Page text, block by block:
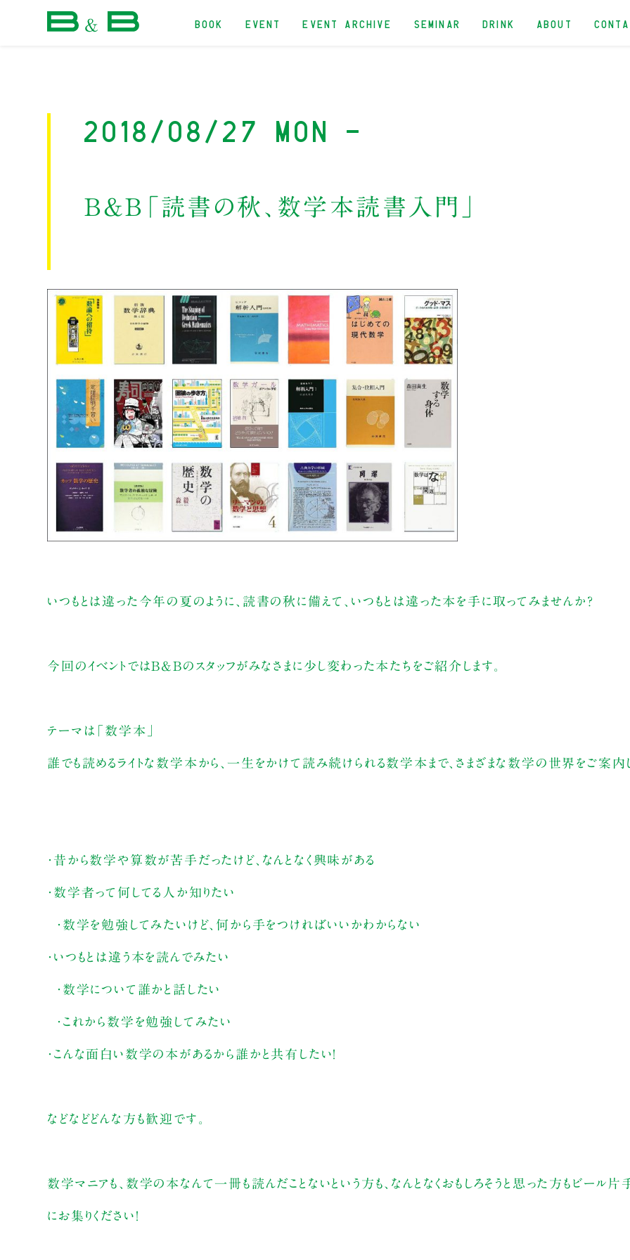
BOOK EVENT EVENT ARCHIVE SEMINAR DRINK ABOUT
2018/08/27 Mon -
B&B「読書の秋、数学本読書入門」
いつもとは違った今年の夏のように、読書の秋に備えて、いつもとは違った本を手に取ってみませんか？
今回のイベントではB&Bのスタッフがみなさまに少し変わった本たちをご紹介します。
テーマは「数学本」
誰でも読めるライトな数学本から、一生をかけて読み続けられる数学本まで、さまざまな数学の世界をご案内し
・昔から数学や算数が苦手だったけど、なんとなく興味がある
・数学者って何してる人か知りたい
・数学を勉強してみたいけど、何から手をつければいいかわからない
・いつもとは違う本を読んでみたい
・数学について誰かと話したい
・これから数学を勉強してみたい
・こんな面白い数学の本があるから誰かと共有したい！
などなどどんな方も歓迎です。
数学マニアも、数学の本なんて一冊も読んだことないという方も、なんとなくおもしろそうと思った方もビール
にお集りください！